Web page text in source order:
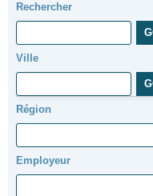
Rechercher
Ville
Région
Employeur